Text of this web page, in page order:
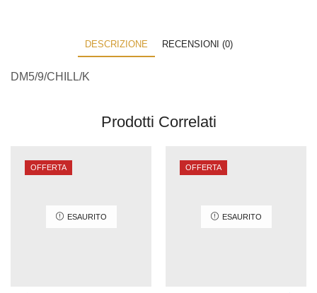
DESCRIZIONE RECENSIONI (0)
DM5/9/CHILL/K
Prodotti Correlati
OFFERTA
ESAURITO
OFFERTA
ESAURITO